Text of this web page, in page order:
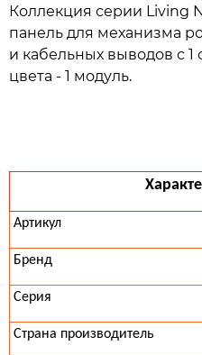
Коллекция серии Living
панель для механизма
и кабельных выводов с 1
цвета - 1 модуль.
Артикул
Бренд
Серия
Страна производитель